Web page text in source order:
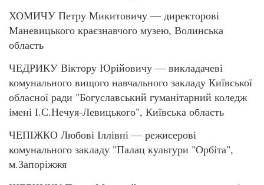
ХОМИЧУ Петру Микитовичу — директорові
Маневицького краєзнавчого музею, Волинська
область
ЧЕДРИКУ Віктору Юрійовичу — викладачеві
комунального вищого навчального закладу Київської
обласної ради "Богуславський гуманітарний коледж
імені І.С.Нечуя-Левицького", Київська область
ЧЕПІЖКО Любові Іллівні — режисерові
комунального закладу "Палац культури "Орбіта",
м.Запоріжжя